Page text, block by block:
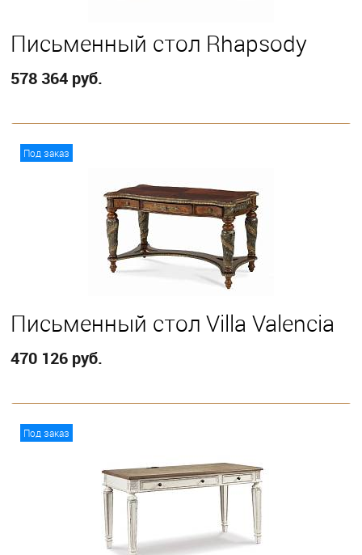
Письменный стол Rhapsody
578 364 руб.
Под заказ
Письменный стол Villa Valencia
470 126 руб.
Под заказ